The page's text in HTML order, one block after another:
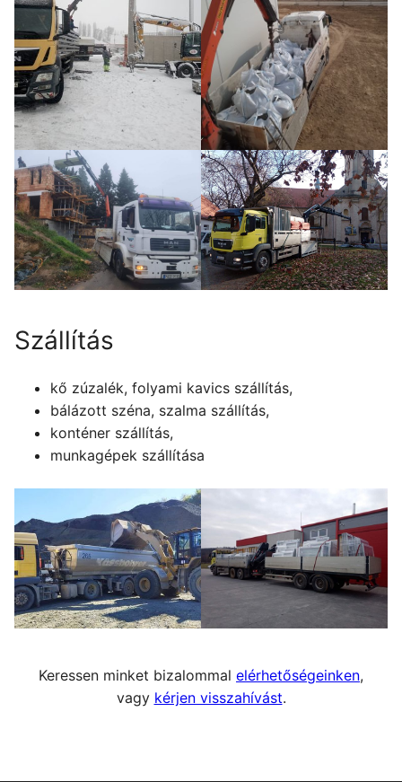
Szállítás
kő zúzalék, folyami kavics szállítás,
bálázott széna, szalma szállítás,
konténer szállítás,
munkagépek szállítása
Keressen minket bizalommal elérhetőségeinken,
vagy kérjen visszahívást.